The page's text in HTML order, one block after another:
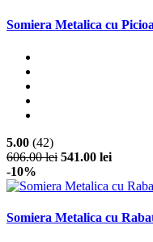
Somiera Metalica cu
5.00 (42)
606.00 lei 541.00 lei
-10%
Somiera Metalica cu